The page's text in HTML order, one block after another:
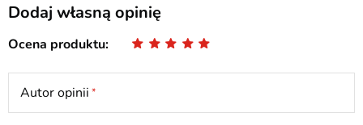
Dodaj własną opinię
Ocena produktu
Autor opinii